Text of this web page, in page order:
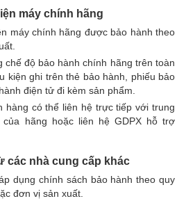
máy chính hãng
máy chính hãng được bảo hành theo
chế độ bảo hành chính hãng trên toàn
kiện ghi trên thẻ bảo hành, phiếu bảo
điện tử đi kèm sản phẩm.
hàng có thể liên hệ trực tiếp với trung
hãng hoặc liên hệ GDPX hỗ trợ
các nhà cung cấp khác
dụng chính sách bảo hành theo quy
đơn vị sản xuất.